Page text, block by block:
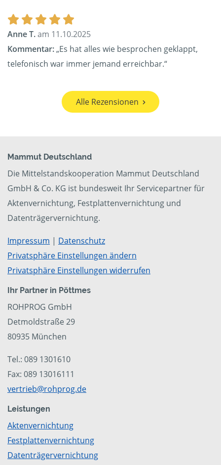
Anne T.am 11.10.2025
Kommentar:„Es hat alles wie besprochen geklappt,
telefonisch war immer jemand erreichbar.“
Alle Rezensionen
Mammut Deutschland
Die Mittelstandskooperation Mammut Deutschland
GmbH & Co. KG ist bundesweit Ihr Servicepartner für
Aktenvernichtung, Festplattenvernichtung und
Datenträgervernichtung.
Impressum | Datenschutz
Privatsphäre Einstellungen ändern
Privatsphäre Einstellungen widerrufen
Ihr Partner in Pöttmes
ROHPROG GmbH
Detmoldstraße 29
80935 München
Tel.: 089 1301610
Fax: 089 13016111
vertrieb@rohprog.de
Leistungen
Aktenvernichtung
Festplattenvernichtung
Datenträgervernichtung